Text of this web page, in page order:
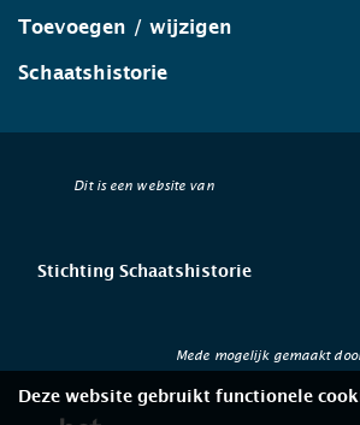
Toevoegen / wijzigen
Schaatshistorie
Dit is een website van
Stichting Schaatshistorie
Mede mogelijk gemaakt
Deze website gebruikt functionele